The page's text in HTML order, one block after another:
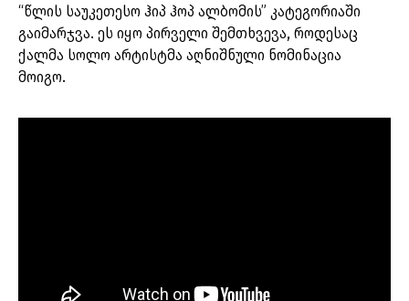
“წლის საუკეთესო ჰიპ ჰოპ ალბომის” კატეგორიაში
გაიმარჯვა. ეს იყო პირველი შემთხვევა, როდესაც
ქალმა სოლო არტისტმა აღნიშნული ნომინაცია
მოიგო.